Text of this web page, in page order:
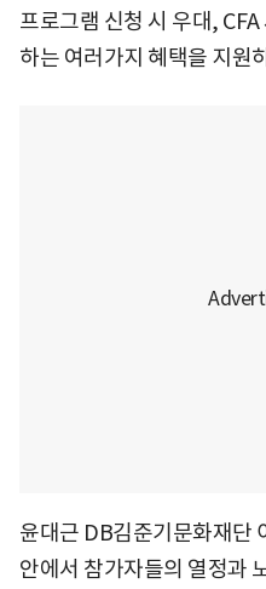
프로그램 신청 시 우대,
하는 여러가지 혜택을 지원
윤대근 DB김준기문화재단
안에서 참가자들의 열정과